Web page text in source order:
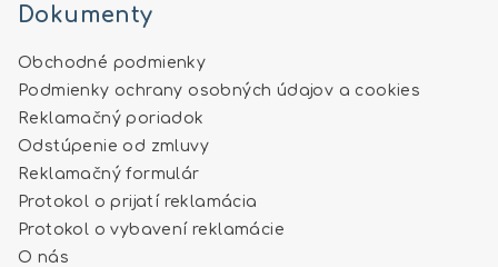
Dokumenty
Obchodné podmienky
Podmienky ochrany osobných údajov a cookies
Reklamačný poriadok
Odstúpenie od zmluvy
Reklamačný formulár
Protokol o prijatí reklamácia
Protokol o vybavení reklamácie
O nás